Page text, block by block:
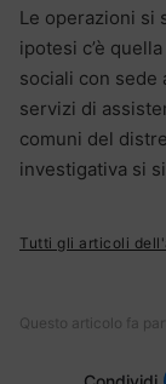
Le operazioni si
ipotesi c’è
sociali con sede
servizi di
comuni del
investigativa si
Tutti gli articoli
Questo articolo fa